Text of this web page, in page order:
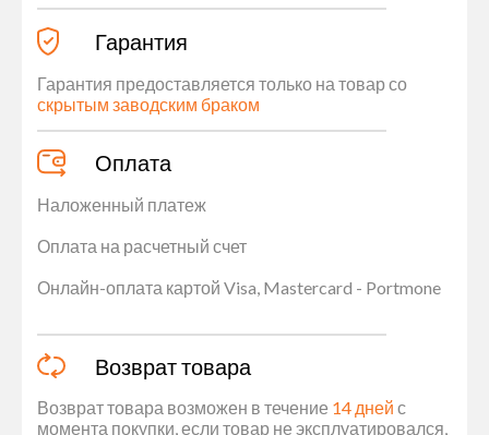
Гарантия
Гарантия предоставляется только на товар со
скрытым заводским браком
Оплата
Наложенный платеж
Оплата на расчетный счет
Онлайн-оплата картой Visa, Mastercard - Portmone
Возврат товара
Возврат товара возможен в течение 14 дней с
момента покупки, если товар не эксплуатировался,